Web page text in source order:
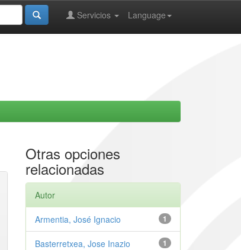
Language
Servicios
Otras opciones
relacionadas
Autor
1
Armentia, José Ignacio
1
Basterretxea, Jose Inazio